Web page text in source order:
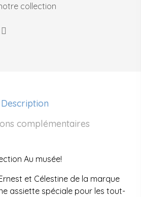
collection
Description
complémentaires
Au musée!
et Célestine de la marque
assiette spéciale pour les tout-